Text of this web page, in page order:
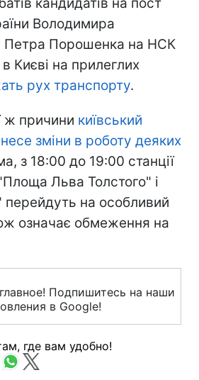
Володимира
Петра Порошенка на НСК
Києві на прилеглих
рух транспорту.
ж причини київський
зміни в роботу деяких
з 18:00 до 19:00 станції
Льва Толстого" і
на особливий
означає обмеження на
Подпишитесь на наши
в Google!
где вам удобно!